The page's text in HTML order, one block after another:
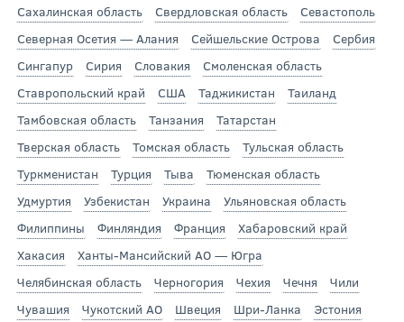
Сахалинская область
Свердловская область
Севастополь
Северная Осетия — Алания
Сейшельские Острова
Сербия
Сингапур
Сирия Словакия
Смоленская область
Ставропольский край
США Таджикистан
Таиланд
Тамбовская область
Танзания
Татарстан
Тверская область
Томская область
Тульская область
Туркменистан
Турция Тыва
Тюменская область
Удмуртия
Узбекистан Украина
Ульяновская область
Филиппины
Финляндия Франция
Хабаровский край
Хакасия
Ханты-Мансийский АО — Югра
Челябинская область
Черногория Чехия Чечня
Чили
Чувашия
Чукотский АО Швеция Шри-Ланка
Эстония